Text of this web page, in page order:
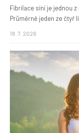
Fibrilace síní je jednou
Průměrně jeden ze čtyř
18. 7. 2026